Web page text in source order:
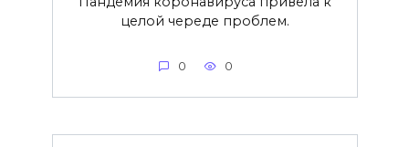
целой череде проблем.
0 0